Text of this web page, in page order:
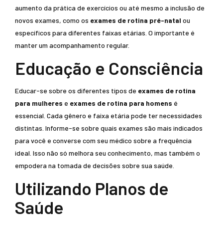
aumento da prática de exercícios ou até mesmo a inclusão de
novos exames, como os exames de rotina pré-natal ou
específicos para diferentes faixas etárias. O importante é
manter um acompanhamento regular.
Educação e Consciência
Educar-se sobre os diferentes tipos de exames de rotina
para mulheres e exames de rotina para homens é
essencial. Cada gênero e faixa etária pode ter necessidades
distintas. Informe-se sobre quais exames são mais indicados
para você e converse com seu médico sobre a frequência
ideal. Isso não só melhora seu conhecimento, mas também o
empodera na tomada de decisões sobre sua saúde.
Utilizando Planos de
Saúde